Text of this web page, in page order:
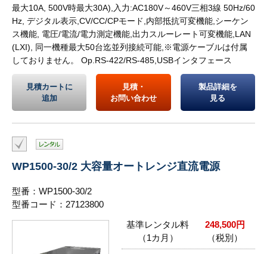
最大10A, 500V時最大30A),入力:AC180V～460V三相3線 50Hz/60
Hz, デジタル表示,CV/CC/CPモード,内部抵抗可変機能,シーケン
ス機能, 電圧/電流/電力測定機能,出力スルーレート可変機能,LAN
(LXI), 同一機種最大50台迄並列接続可能,※電源ケーブルは付属
しておりません。 Op.RS-422/RS-485,USBインタフェース
見積カートに
追加
見積・
お問い合わせ
製品詳細を
見る
WP1500-30/2 大容量オートレンジ直流電源
型番：WP1500-30/2
型番コード：27123800
基準レンタル料
（1カ月）
248,500円
（税別）